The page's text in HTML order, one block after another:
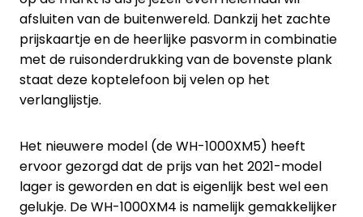
afsluiten van de buitenwereld. Dankzij het zachte
prijskaartje en de heerlijke pasvorm in combinatie
met de ruisonderdrukking van de bovenste plank
staat deze koptelefoon bij velen op het
verlanglijstje.
Het nieuwere model (de WH-1000XM5) heeft
ervoor gezorgd dat de prijs van het 2021-model
lager is geworden en dat is eigenlijk best wel een
gelukje. De WH-1000XM4 is namelijk gemakkelijker